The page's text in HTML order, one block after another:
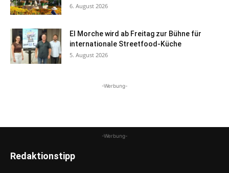
6. August 2026
El Morche wird ab Freitag zur Bühne für
internationale Streetfood-Küche
5. August 2026
-Werbung-
-Werbung-
Redaktionstipp